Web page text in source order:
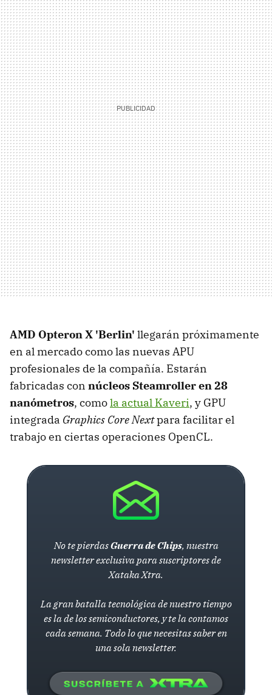
AMD Opteron X 'Berlin' llegarán próximamente
en al mercado como las nuevas APU
profesionales de la compañía. Estarán
fabricadas con núcleos Steamroller en 28
nanómetros, comola actual Kaveri, y GPU
integrada Graphics Core Nextpara facilitar el
trabajo en ciertas operaciones OpenCL.
No te pierdasGuerra de Chips, nuestra
newsletter exclusiva para suscriptores de
Xataka Xtra.
La gran batalla tecnológica de nuestro tiempo
es la de los semiconductores, y te la contamos
cada semana. Todo lo que necesitas saber en
una sola newsletter.